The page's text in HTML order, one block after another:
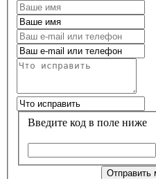
Введите код в поле ниже
Отправить